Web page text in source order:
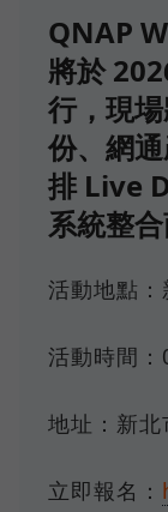
QNAP
將於
行，現
份、網
排 Live
系統整
活動地點
活動時間
地址：新
立即報名：